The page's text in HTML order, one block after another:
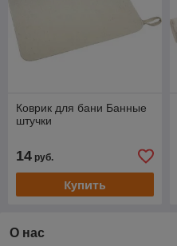
Коврик для бани Банные
штучки
14 руб.
Купить
О нас